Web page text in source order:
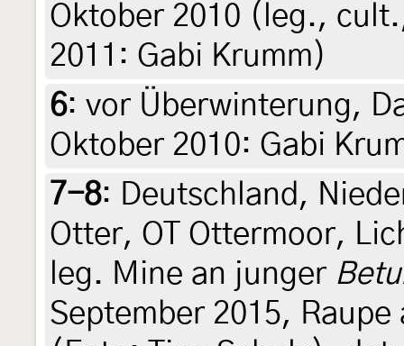
Oktober 2010 (leg.,
2011: Gabi Krumm)
6: vor Überwinterung,
Oktober 2010: Gabi
7-8: Deutschland,
Otter, OT Ottermoor,
leg. Mine an junger
September 2015,